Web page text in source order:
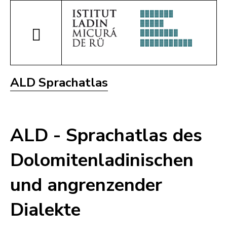
ALD Sprachatlas
ALD - Sprachatlas des
Dolomitenladinischen
und angrenzender
Dialekte